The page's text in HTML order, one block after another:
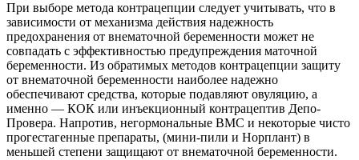
При выборе метода контрацепции следует учитывать, что в
зави­симости от механизма действия надежность
предохранения от вне­маточной беременности может не
совпадать с эффективностью пре­дупреждения маточной
беременности. Из обратимых методов кон­трацепции защиту
от внематочной беременности наиболее надеж­но
обеспечивают средства, которые подавляют овуляцию, а
именно — КОК или инъекционный контрацептив Депо-
Провера. Напротив, негормональные ВМС и некоторые чисто
прогестагенные препара­ты, (мини-пили и Норплант) в
меньшей степени защищают от вне­маточной беременности.